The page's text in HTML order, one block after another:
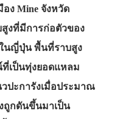
อง Mine จังหวัด
สูงที่มีการก่อตัวของ
นญี่ปุ่น พื้นที่ราบสูง
เป็นทุ่งยอดแหลม
ปะการังเมื่อประมาณ
ถูกดันขึ้นมาเป็น